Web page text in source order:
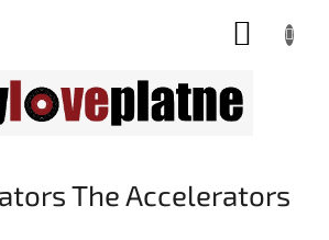
The Accelerators